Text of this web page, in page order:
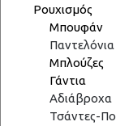
Ρουχισμός
Μπουφάν
Παντελόνια
Μπλούζες
Γάντια
Αδιάβροχα
Τσάντες-